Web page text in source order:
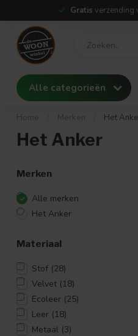
Gratis verzending
Alle categorieën
Home Merken Het
Het Anker
Merken
Alle merken
Het Anker
Materiaal
Stof (28)
Velvet (18)
Ecoleer (25)
Leer (18)
Metaal (3)